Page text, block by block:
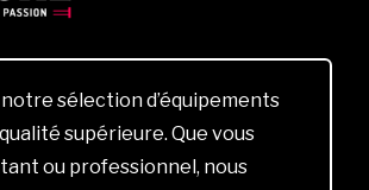
sélection d’équipements
supérieure. Que vous
ou professionnel, nous